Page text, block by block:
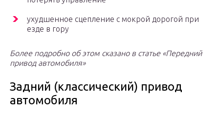
ухудшенное сцепление с мокрой дорогой при
езде в гору
Более подробно об этом сказано в статье «Передний
привод автомобиля»
Задний (классический) привод
автомобиля